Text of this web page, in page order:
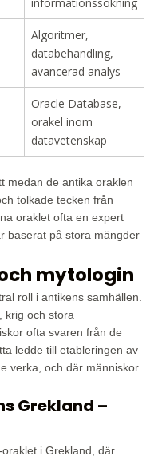
Algoritmer,
databehandling,
avancerad analys
Oracle Database,
orakel inom
datavetenskap
medan de antika oraklen
tolkade tecken från
oraklet ofta en expert
baserat på stora mängder
mytologin
roll i antikens samhällen.
krig och stora
ofta svaren från de
ledde till etableringen av
verka, och där människor
Grekland –
i Grekland, där